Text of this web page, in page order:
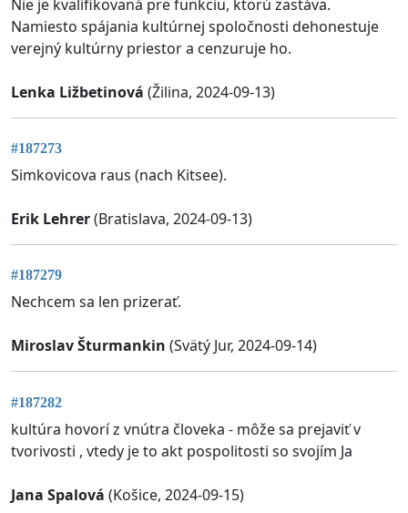
Nie je kvalifikovaná pre funkciu, ktorú zastáva.
Namiesto spájania kultúrnej spoločnosti dehonestuje
verejný kultúrny priestor a cenzuruje ho.
Lenka Ližbetinová (Žilina, 2024-09-13)
#187273
Simkovicova raus (nach Kitsee).
Erik Lehrer(Bratislava, 2024-09-13)
#187279
Nechcem sa len prizerať.
Miroslav Šturmankin (Svätý Jur, 2024-09-14)
#187282
kultúra hovorí z vnútra človeka - môže sa prejaviť v
tvorivosti , vtedy je to akt pospolitosti so svojím Ja
Jana Spalová (Košice, 2024-09-15)